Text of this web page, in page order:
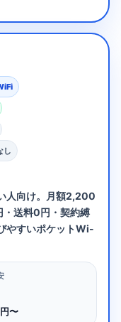
し
人向け。月額2,200
・送料0円・契約縛
やすいポケットWi-
〜